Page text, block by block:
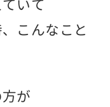
いて
こんなこと
が